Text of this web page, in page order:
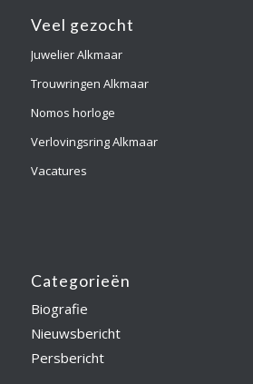
Veel gezocht
Juwelier Alkmaar
Trouwringen Alkmaar
Nomos horloge
Verlovingsring Alkmaar
Vacatures
Categorieën
Biografie
Nieuwsbericht
Persbericht